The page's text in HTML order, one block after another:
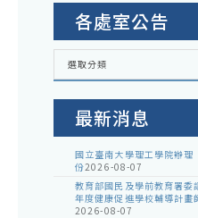
各處室公告
各
室
選取分類
最新消息
國立臺南大學理工學院辦
份2026-08-07
教育部國民及學前教育署
年度健康促進學校輔導計
2026-08-07